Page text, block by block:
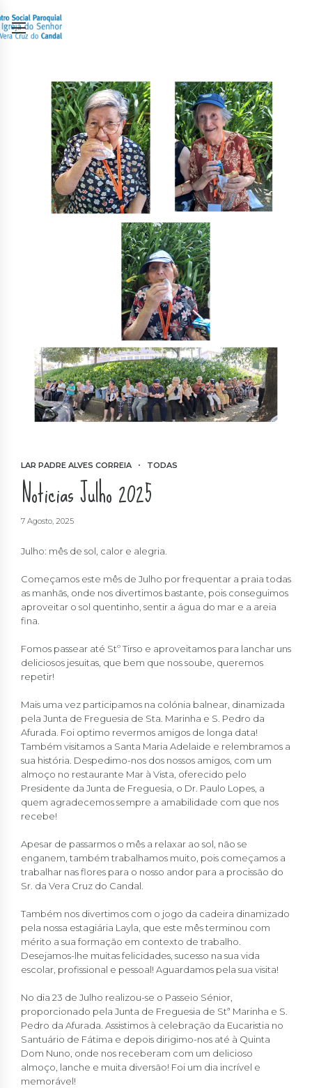
LAR PADRE ALVES CORREIA TODAS
Noticias Julho 2025
7 Agosto, 2025
Julho: mês de sol, calor e alegria.
Começamos este mês de Julho por frequentar a praia todas
as manhãs, onde nos divertimos bastante, pois conseguimos
aproveitar o sol quentinho, sentir a água do mar e a areia
fina.
Fomos passear até Stº Tirso e aproveitamos para lanchar uns
deliciosos jesuitas, que bem que nos soube, queremos
repetir!
Mais uma vez participamos na colónia balnear, dinamizada
pela Junta de Freguesia de Sta. Marinha e S. Pedro da
Afurada. Foi optimo revermos amigos de longa data!
Também visitamos a Santa Maria Adelaide e relembramos a
sua história. Despedimo-nos dos nossos amigos, com um
almoço no restaurante Mar à Vista, oferecido pelo
Presidente da Junta de Freguesia, o Dr. Paulo Lopes, a
quem agradecemos sempre a amabilidade com que nos
recebe!
Apesar de passarmos o mês a relaxar ao sol, não se
enganem, também trabalhamos muito, pois começamos a
trabalhar nas flores para o nosso andor para a procissão do
Sr. da Vera Cruz do Candal.
Também nos divertimos com o jogo da cadeira dinamizado
pela nossa estagiária Layla, que este mês terminou com
mérito a sua formação em contexto de trabalho.
Desejamos-lhe muitas felicidades, sucesso na sua vida
escolar, profissional e pessoal! Aguardamos pela sua visita!
No dia 23 de Julho realizou-se o Passeio Sénior,
proporcionado pela Junta de Freguesia de Stª Marinha e S.
Pedro da Afurada. Assistimos à celebração da Eucaristia no
Santuário de Fátima e depois dirigimo-nos até à Quinta
Dom Nuno, onde nos receberam com um delicioso
almoço, lanche e muita diversão! Foi um dia incrível e
memorável!